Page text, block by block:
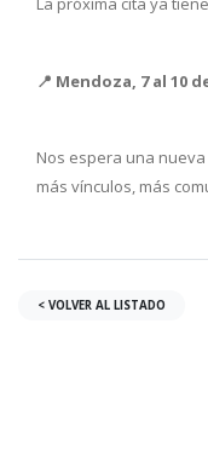
📍 Mendoza, 7 al 10
Nos espera una nueva
más vínculos, más
< VOLVER AL LISTADO